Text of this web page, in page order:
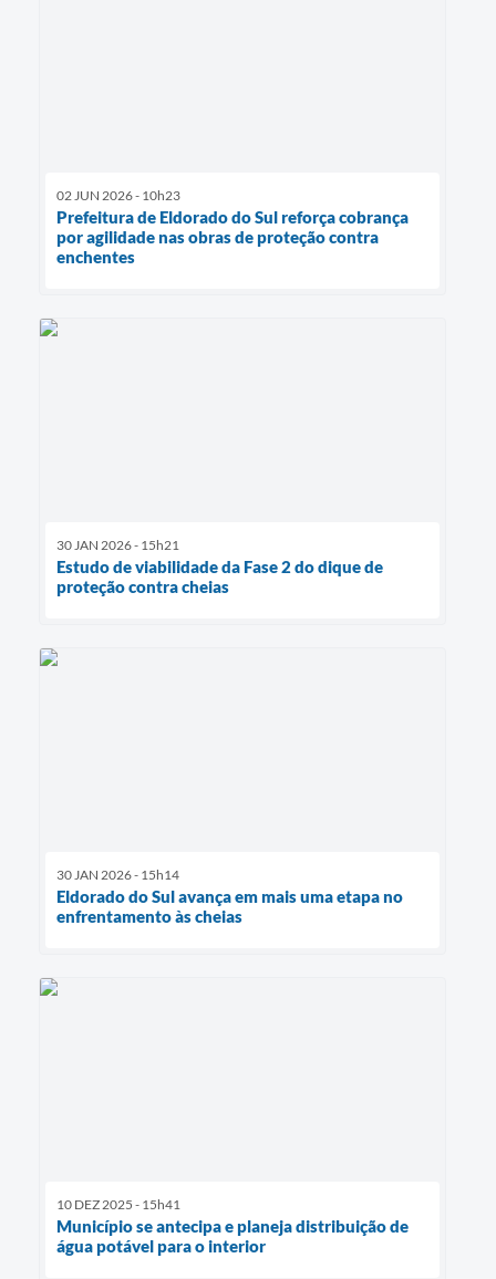
02 JUN 2026 - 10h23
Prefeitura de Eldorado do Sul reforça cobrança
por agilidade nas obras de proteção contra
enchentes
30 JAN 2026 - 15h21
Estudo de viabilidade da Fase 2 do dique de
proteção contra cheias
30 JAN 2026 - 15h14
Eldorado do Sul avança em mais uma etapa no
enfrentamento às cheias
10 DEZ 2025 - 15h41
Município se antecipa e planeja distribuição de
água potável para o interior